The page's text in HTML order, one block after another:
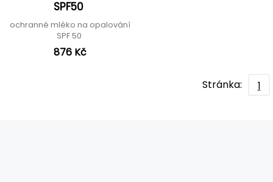
SPF50
ochranné mléko na opalování
SPF 50
876 Kč
Stránka: 1